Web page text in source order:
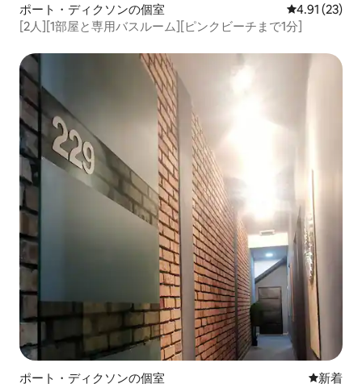
ポート・ディクソンの個室 レビュー23
4.91 (23)
[2人][1部屋と専用バスルーム][ピンクビーチまで1分]
ポート・ディクソンの個室 新しい宿
新着